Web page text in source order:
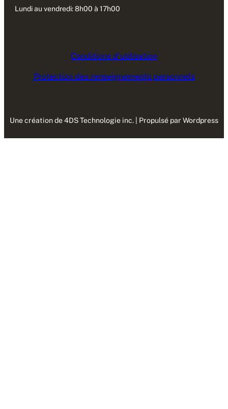
Lundi au vendredi: 8h00 à 17h00
Conditions d’utilisation
Protection des renseignements personnels
Une création de 4DS Technologie inc. | Propulsé par Wordpress